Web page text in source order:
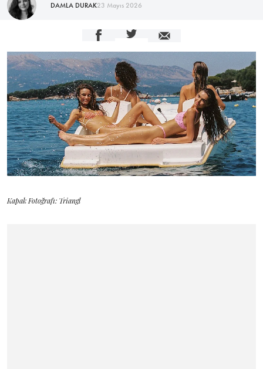
DAMLA DURAK23 Mayıs 2026
Kapak Fotoğrafı: Triangl